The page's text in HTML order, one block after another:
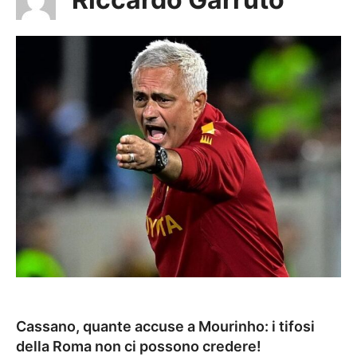
Cassano, quante accuse a Mourinho: i tifosi
della Roma non ci possono credere!